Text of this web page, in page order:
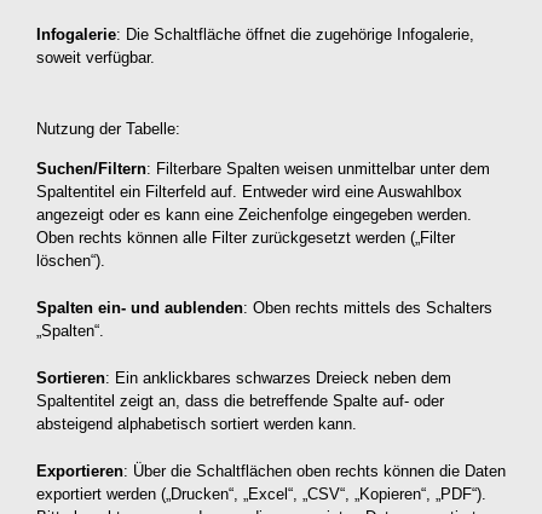
Infogalerie: Die Schaltfläche öffnet die zugehörige Infogalerie,
soweit verfügbar.
Nutzung der Tabelle:
Suchen/Filtern: Filterbare Spalten weisen unmittelbar unter dem
Spaltentitel ein Filterfeld auf. Entweder wird eine Auswahlbox
angezeigt oder es kann eine Zeichenfolge eingegeben werden.
Oben rechts können alle Filter zurückgesetzt werden („Filter
löschen“).
Spalten ein- und aublenden: Oben rechts mittels des Schalters
„Spalten“.
Sortieren: Ein anklickbares schwarzes Dreieck neben dem
Spaltentitel zeigt an, dass die betreffende Spalte auf- oder
absteigend alphabetisch sortiert werden kann.
Exportieren: Über die Schaltflächen oben rechts können die Daten
exportiert werden („Drucken“, „Excel“, „CSV“, „Kopieren“, „PDF“).